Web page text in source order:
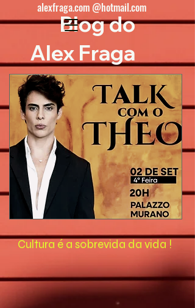
Cultura é a sobrevida da vida !
Blog do
Alex Fraga
alexfraga.com @hotmail.com